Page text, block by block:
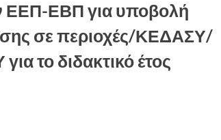
ΕΒΠ για υποβολή
σε περιοχές/ΚΕΔΑΣΥ/
το διδακτικό έτος